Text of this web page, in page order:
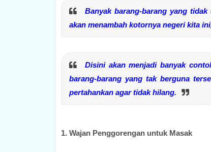
Banyak barang-barang yang
akan menambah kotornya negeri kita
Disini akan menjadi banyak
barang-barang yang tak berguna
pertahankan agar tidak hilang.
1. Wajan Penggorengan untuk Masak